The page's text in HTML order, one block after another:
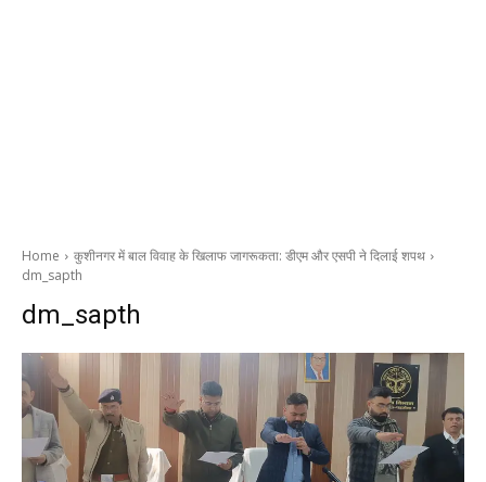
Home
कुशीनगर में बाल विवाह के खिलाफ जागरूकता: डीएम और एसपी ने दिलाई शपथ
dm_sapth
dm_sapth